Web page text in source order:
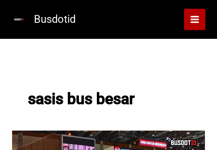
Busdotid
sasis bus besar